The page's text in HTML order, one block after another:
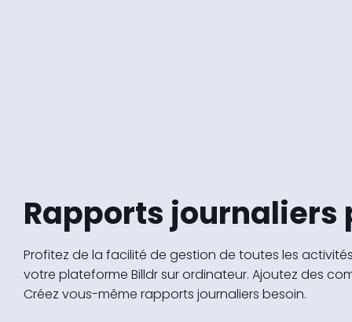
Rapports journaliers
Profitez de la facilité de gestion de toutes les
votre plateforme Billdr sur ordinateur. Ajoutez des
Créez vous-même rapports journaliers besoin.